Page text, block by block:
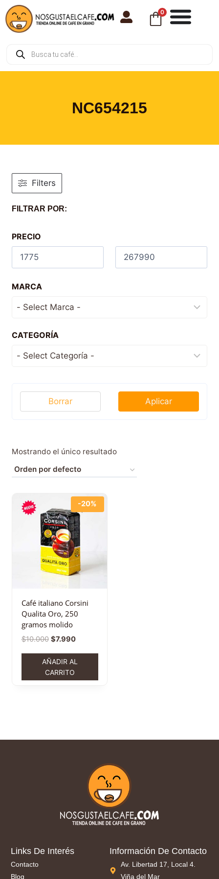
0
NC654215
Mostrando el único resultado
-20%
Café italiano Corsini
Qualita Oro, 250
gramos molido
$10.000 $7.990
AÑADIR AL
CARRITO
Filters
FILTRAR POR:
PRECIO
MARCA
CATEGORÍA
Aplicar
Borrar
Links De Interés
Contacto
Blog
Información De Contacto
Av. Libertad 17, Local 4.
Viña del Mar